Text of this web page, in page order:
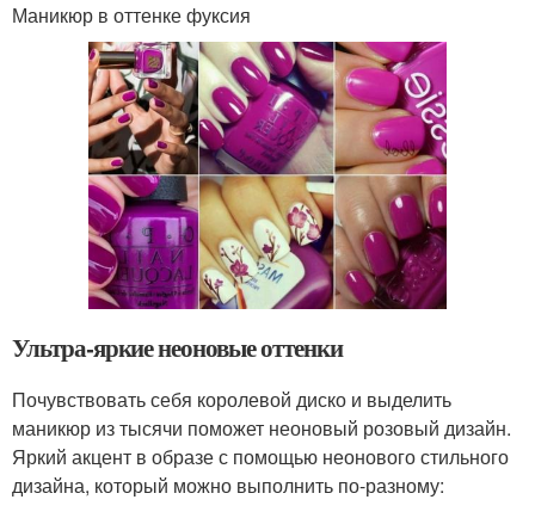
Маникюр в оттенке фуксия
Ультра-яркие неоновые оттенки
Почувствовать себя королевой диско и выделить
маникюр из тысячи поможет неоновый розовый дизайн.
Яркий акцент в образе с помощью неонового стильного
дизайна, который можно выполнить по-разному: